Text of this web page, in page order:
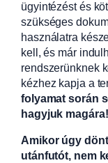
ügyintézést és
szükséges
használatra
kell, és már
rendszerünknek
kézhez kapja a
folyamat során
hagyjuk magára!
Amikor úgy
utánfutót, nem